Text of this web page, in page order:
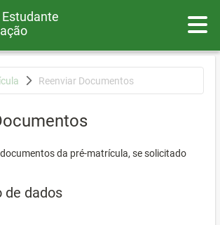
Reenviar Documentos
da pré-matrícula, se solicitado
de dados